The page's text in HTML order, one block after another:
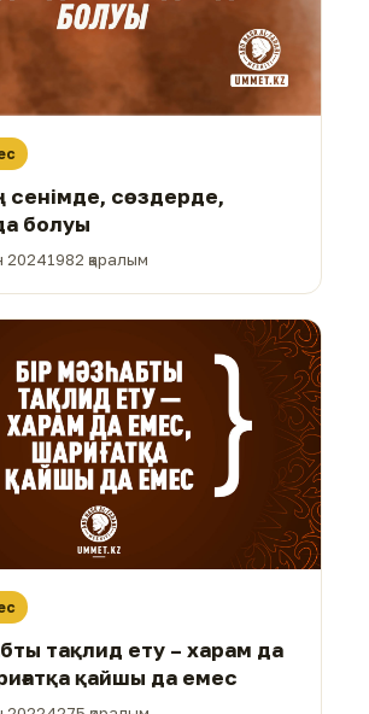
сенімде, сөздерде,
болуы
20241982 қаралым
тақлид ету – харам да
қайшы да емес